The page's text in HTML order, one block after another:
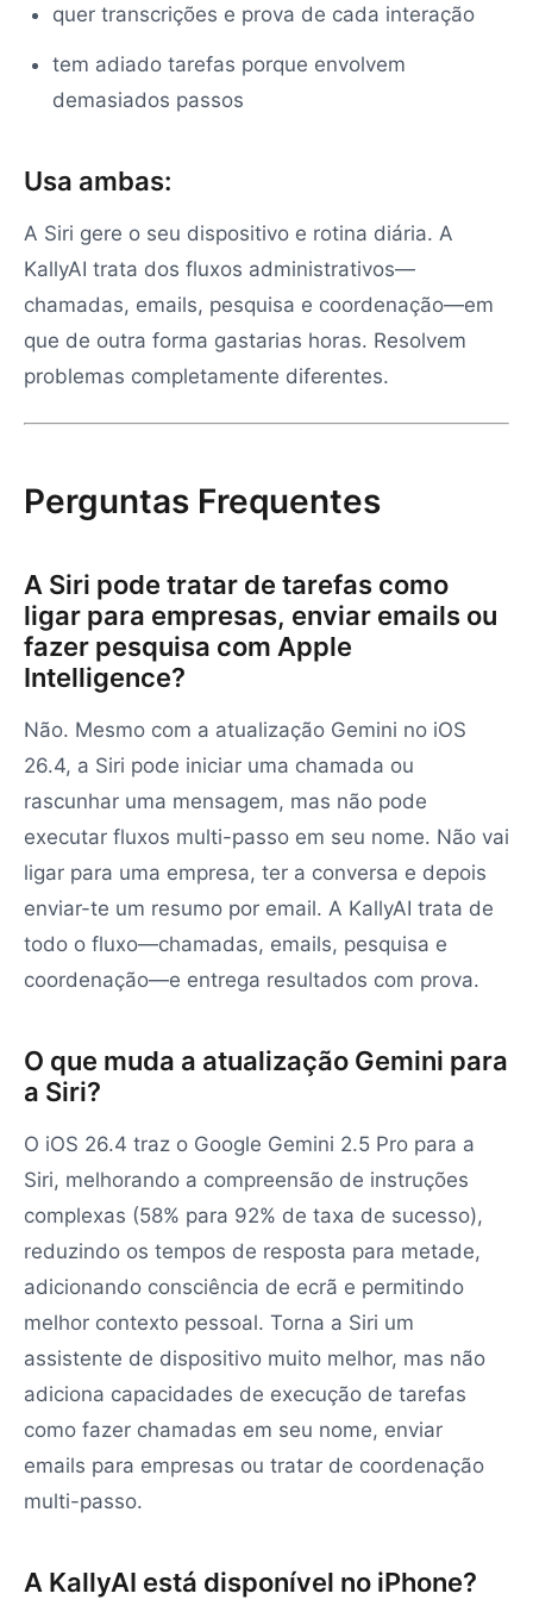
quer transcrições e prova de cada interação
tem adiado tarefas porque envolvem
demasiados passos
Usa ambas:
A Siri gere o seu dispositivo e rotina diária. A
KallyAI trata dos fluxos administrativos—
chamadas, emails, pesquisa e coordenação—em
que de outra forma gastarias horas. Resolvem
problemas completamente diferentes.
Perguntas Frequentes
A Siri pode tratar de tarefas como
ligar para empresas, enviar emails ou
fazer pesquisa com Apple
Intelligence?
Não. Mesmo com a atualização Gemini no iOS
26.4, a Siri pode iniciar uma chamada ou
rascunhar uma mensagem, mas não pode
executar fluxos multi-passo em seu nome. Não vai
ligar para uma empresa, ter a conversa e depois
enviar-te um resumo por email. A KallyAI trata de
todo o fluxo—chamadas, emails, pesquisa e
coordenação—e entrega resultados com prova.
O que muda a atualização Gemini para
a Siri?
O iOS 26.4 traz o Google Gemini 2.5 Pro para a
Siri, melhorando a compreensão de instruções
complexas (58% para 92% de taxa de sucesso),
reduzindo os tempos de resposta para metade,
adicionando consciência de ecrã e permitindo
melhor contexto pessoal. Torna a Siri um
assistente de dispositivo muito melhor, mas não
adiciona capacidades de execução de tarefas
como fazer chamadas em seu nome, enviar
emails para empresas ou tratar de coordenação
multi-passo.
A KallyAI está disponível no iPhone?